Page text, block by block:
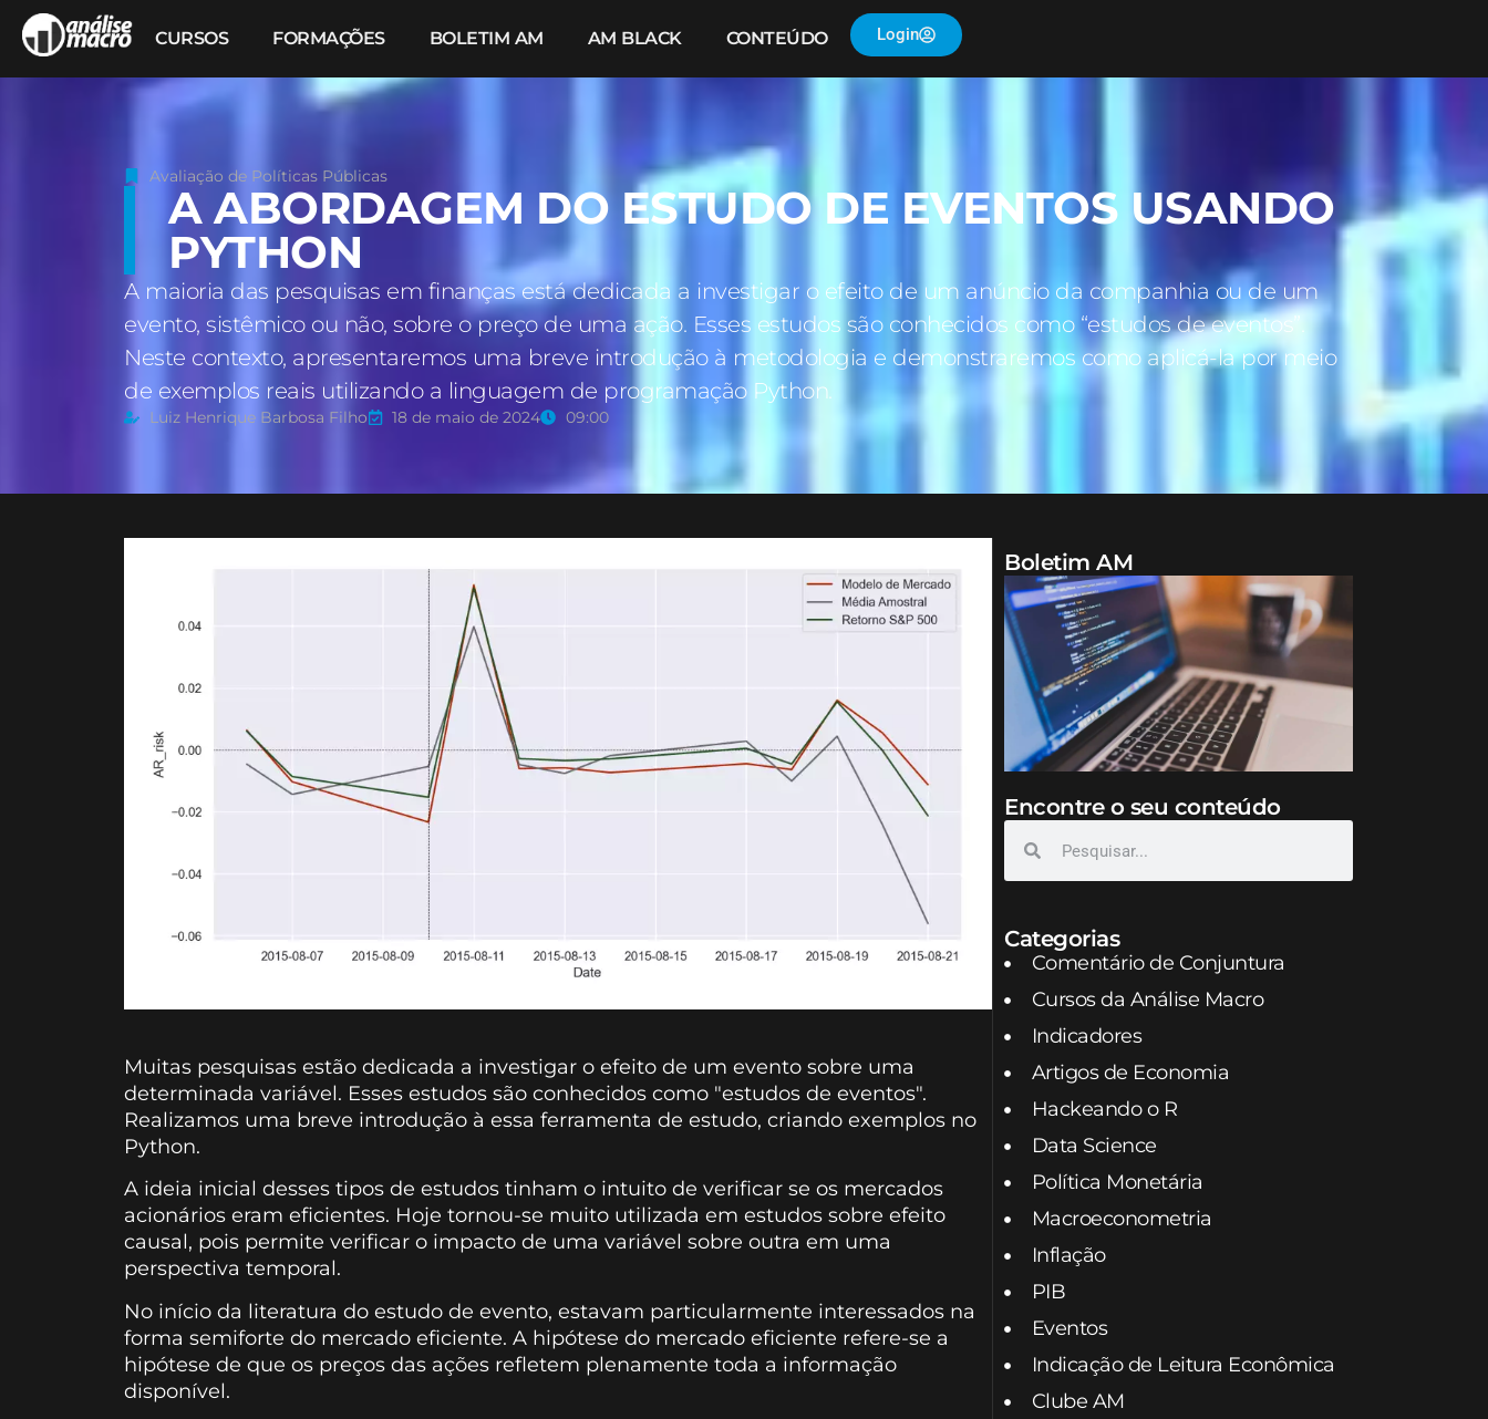
CURSOS FORMAÇÕES BOLETIM AM AM BLACK CONTEÚDO Login
Avaliação de Políticas Públicas
A ABORDAGEM DO ESTUDO DE EVENTOS USANDO
PYTHON
A maioria das pesquisas em finanças está dedicada a investigar o efeito de um anúncio da companhia ou de um
evento, sistêmico ou não, sobre o preço de uma ação. Esses estudos são conhecidos como “estudos de eventos”.
Neste contexto, apresentaremos uma breve introdução à metodologia e demonstraremos como aplicá-la por meio
de exemplos reais utilizando a linguagem de programação Python.
Luiz Henrique Barbosa Filho 18 de maio de 2024 09:00
Muitas pesquisas estão dedicada a investigar o efeito de um evento sobre uma
determinada variável. Esses estudos são conhecidos como "estudos de eventos".
Realizamos uma breve introdução à essa ferramenta de estudo, criando exemplos no
Python.
A ideia inicial desses tipos de estudos tinham o intuito de verificar se os mercados
acionários eram eficientes. Hoje tornou-se muito utilizada em estudos sobre efeito
causal, pois permite verificar o impacto de uma variável sobre outra em uma
perspectiva temporal.
No início da literatura do estudo de evento, estavam particularmente interessados na
forma semiforte do mercado eficiente. A hipótese do mercado eficiente refere-se a
hipótese de que os preços das ações refletem plenamente toda a informação
disponível.
Boletim AM
Encontre o seu conteúdo
Categorias
Comentário de Conjuntura
Cursos da Análise Macro
Indicadores
Artigos de Economia
Hackeando o R
Data Science
Política Monetária
Macroeconometria
Inflação
PIB
Eventos
Indicação de Leitura Econômica
Clube AM